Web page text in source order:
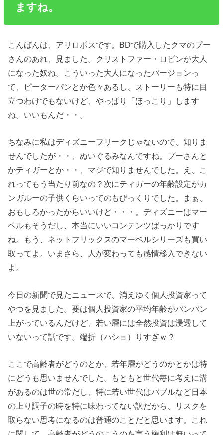
ますね。
こんばんは、アリロボスです。BDで購入したクマのプー
さんのあれ、見ました。クリストファー・ロビンが大人
になった奴ね。こういった大人になったバージョンっ
て、ピーターパンとか色々あるし、ストーリーも特に目
立つわけでもないけど、やっぱり「ほっこり」します
ね。いいもんだ・・。
ちなみに私はディズニーフリークじゃないので、知りま
せんでしたが・・、ぬいぐるみなんですね。プーさんと
かティガーとか・・、マジで知りませんでした。え、こ
れってもう当たり前なの？次にティガーの年齢設定がカ
ンガルーの子供くらいってのもびっくりでした。まぁ、
おもしろかったからいいけど・・・。ディズニーはマー
ベルもそうだし、本当にいいコンテンツばっかりです
ね。もう、ネットフリックスのマーベルシリーズも買い
取ってよ。いまさら、人が変わっても感情移入できない
よ。
今日の新聞で見たニュースで、消えゆく個人投資家って
やつを見ました。要は個人投資家の平均年齢がバンバン
上がっているんだけど、若い層には全然投資は浸透して
いないって話です。端折（ハショ）りすぎｗ？
ここで高齢者がどうのとか、若年層がどうのかとかは特
にどうも思いませんでした。もともと世代毎に考えに溝
があるのは世の常だし、特に若い世代はバブルなど日本
の上り調子の時を特に味わってない訳だから、リスクを
取らない思考になるのは普通のことだと思います。これ